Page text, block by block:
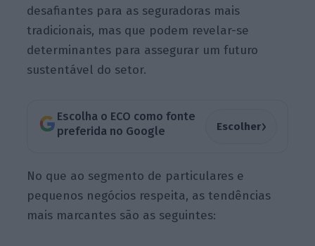
desafiantes para as seguradoras mais
tradicionais, mas que podem revelar-se
determinantes para assegurar um futuro
sustentável do setor.
Escolha o ECO como fonte
preferida no Google
Escolher›
No que ao segmento de particulares e
pequenos negócios respeita, as tendências
mais marcantes são as seguintes: